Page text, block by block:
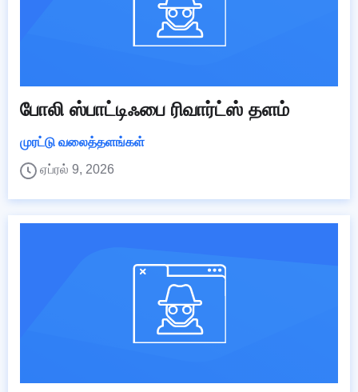
போலி ஸ்பாட்டிஃபை ரிவார்ட்ஸ் தளம்
முரட்டு வலைத்தளங்கள்
ஏப்ரல் 9, 2026